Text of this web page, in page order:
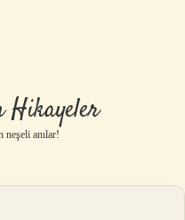
Hikayeler
neşeli anılar!